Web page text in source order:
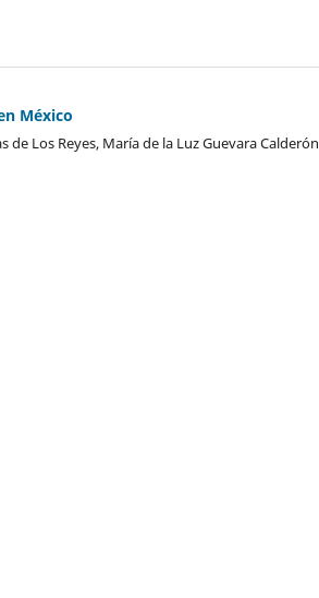
México
Los Reyes, María de la Luz Guevara Calderón